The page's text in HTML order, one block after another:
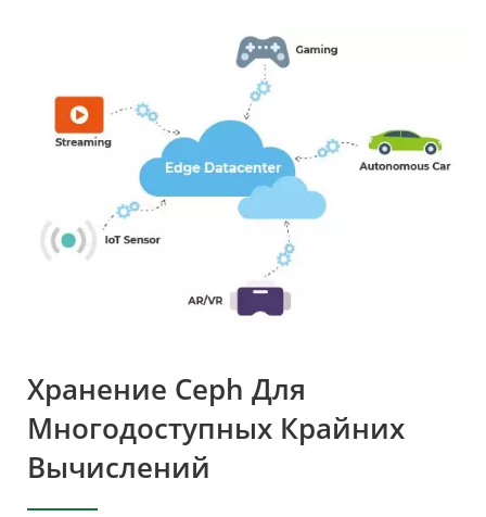
Развертываний -
Ambedded
Хранение Ceph Для
Многодоступных Крайних
Вычислений